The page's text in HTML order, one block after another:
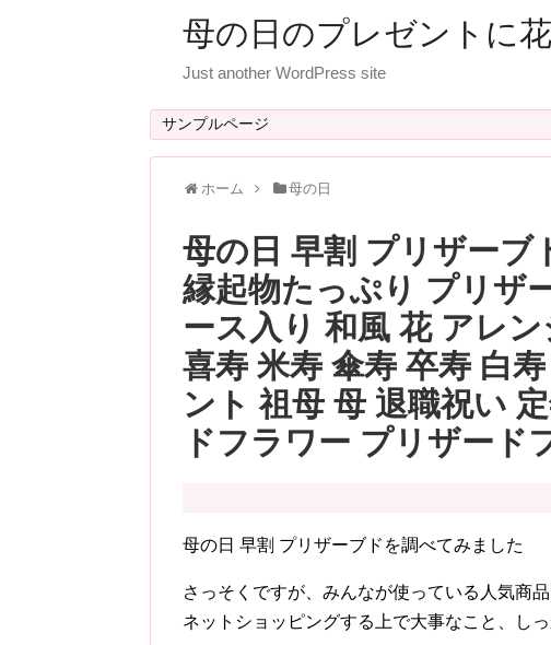
母の日のプレゼントに
Just another WordPress site
サンプルページ
ホーム 母の日
母の日 早割 プリザーブ
縁起物たっぷり プリザ
ース入り 和風 花 アレ
喜寿 米寿 傘寿 卒寿 白
ント 祖母 母 退職祝い
ドフラワー プリザード
母の日 早割 プリザーブドを調べてみました
さっそくですが、みんなが使っている人気商品
ネットショッピングする上で大事なこと、し